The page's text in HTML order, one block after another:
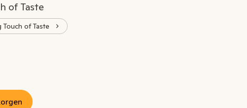
of Taste
Touch of Taste
kr